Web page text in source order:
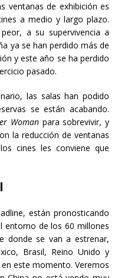
ventanas de exhibición es
a medio y largo plazo.
a su supervivencia a
ya se han perdido más de
y este año se ha perdido
pasado.
las salas han podido
se están acabando.
Womanpara sobrevivir, y
la reducción de ventanas
cines les conviene que
están pronosticando
entorno de los 60 millones
donde se van a estrenar,
Brasil, Reino Unido y
este momento. Veremos